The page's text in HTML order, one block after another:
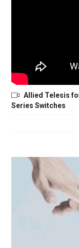
Allied Telesis
Series Switches